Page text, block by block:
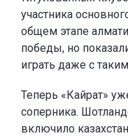
участника
общем этапе
победы, но
играть даже с
Теперь «Кайрат»
соперника.
включило